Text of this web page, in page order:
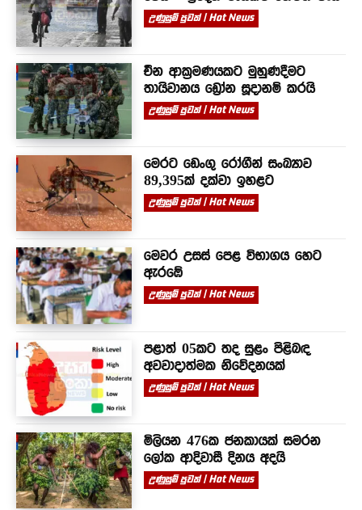
උණුසුම් පුවත් | Hot News
චීන ආක්‍රමණයකට මුහුණදීමට
තායිවානය ඩ්‍රෝන සූදානම් කරයි
උණුසුම් පුවත් | Hot News
මෙරට ඩෙංගු රෝගීන් සංඛ්‍යාව
89,395ක් දක්වා ඉහළට
උණුසුම් පුවත් | Hot News
මෙවර උසස් පෙළ විභාගය හෙට
ඇරඹේ
උණුසුම් පුවත් | Hot News
පළාත් 05කට තද සුළං පිළිබඳ
අවවාදාත්මක නිවේදනයක්
උණුසුම් පුවත් | Hot News
මිලියන 476ක ජනකායක් සමරන
ලෝක ආදිවාසී දිනය අදයි
උණුසුම් පුවත් | Hot News